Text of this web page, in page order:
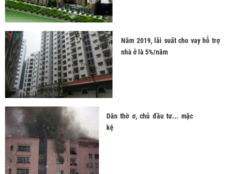
Năm 2019, lãi suất cho vay hỗ trợ
nhà ở là 5%/năm
Dân thờ ơ, chủ đầu tư... mặc
kệ